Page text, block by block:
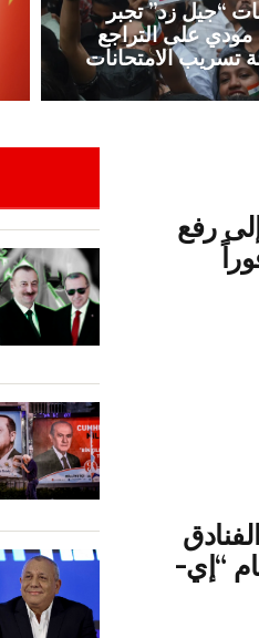
“جيل زد” تجبر
على التراجع
تسريب الامتحانات
رفع
“إي-